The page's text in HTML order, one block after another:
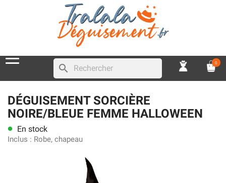
search 0
DÉGUISEMENT SORCIÈRE
NOIRE/BLEUE FEMME HALLOWEEN
lens En stock
Inclus : Robe, chapeau